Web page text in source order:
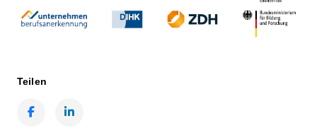
Teilen